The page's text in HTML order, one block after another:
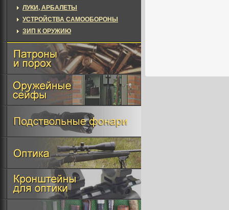
ЛУКИ, АРБАЛЕТЫ
УСТРОЙСТВА САМООБОРОНЫ
ЗИП К ОРУЖИЮ